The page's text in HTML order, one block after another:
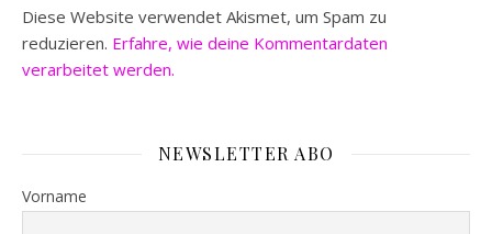
Diese Website verwendet Akismet, um Spam zu
reduzieren. Erfahre, wie deine Kommentardaten
verarbeitet werden.
NEWSLETTER ABO
Vorname